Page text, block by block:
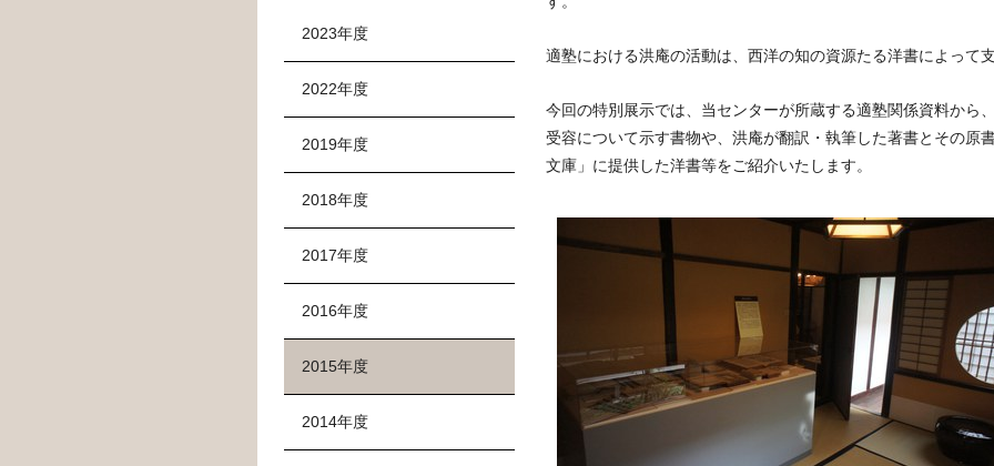
適塾における洪庵の活動は、西洋の知の資源たる洋書によって
今回の特別展示では、当センターが所蔵する適塾関係資料から
受容について示す書物や、洪庵が翻訳・執筆した著書とその原
文庫」に提供した洋書等をご紹介いたします。
2023年度
2022年度
2019年度
2018年度
2017年度
2016年度
2015年度
2014年度